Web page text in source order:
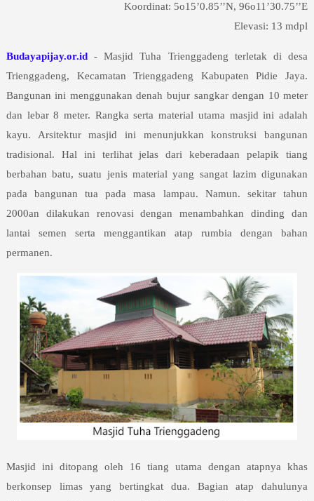
Koordinat: 5o15’0.85’’N, 96o11’30.75’’E
Elevasi: 13 mdpl
Budayapijay.or.id- Masjid Tuha Trienggadeng terletak di desa
Trienggadeng, Kecamatan Trienggadeng Kabupaten Pidie Jaya.
Bangunan ini menggunakan denah bujur sangkar dengan 10 meter
dan lebar 8 meter. Rangka serta material utama masjid ini adalah
kayu. Arsitektur masjid ini menunjukkan konstruksi bangunan
tradisional. Hal ini terlihat jelas dari keberadaan pelapik tiang
berbahan batu, suatu jenis material yang sangat lazim digunakan
pada bangunan tua pada masa lampau. Namun. sekitar tahun
2000an dilakukan renovasi dengan menambahkan dinding dan
lantai semen serta menggantikan atap rumbia dengan bahan
permanen.
Masjid ini ditopang oleh 16 tiang utama dengan atapnya khas
berkonsep limas yang bertingkat dua. Bagian atap dahulunya